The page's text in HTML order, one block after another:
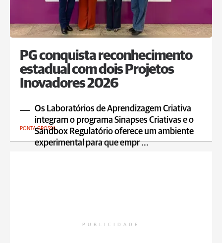
PG conquista reconhecimento
estadual com dois Projetos
Inovadores 2026
Os Laboratórios de Aprendizagem Criativa
integram o programa Sinapses Criativas e o
Sandbox Regulatório oferece um ambiente
experimental para que empr ...
PONTA GROSSA
PUBLICIDADE